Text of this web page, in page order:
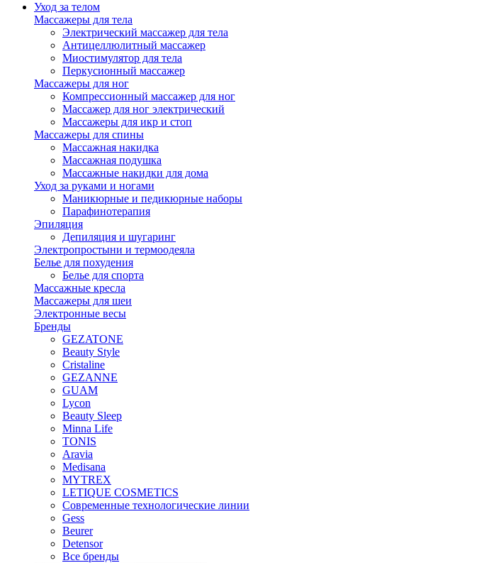
Уход за телом
Массажеры для тела
Электрический массажер для тела
Антицеллюлитный массажер
Миостимулятор для тела
Перкусионный массажер
Массажеры для ног
Компрессионный массажер для ног
Массажер для ног электрический
Массажеры для икр и стоп
Массажеры для спины
Массажная накидка
Массажная подушка
Массажные накидки для дома
Уход за руками и ногами
Маникюрные и педикюрные наборы
Парафинотерапия
Эпиляция
Депиляция и шугаринг
Электропростыни и термоодеяла
Белье для похудения
Белье для спорта
Массажные кресла
Массажеры для шеи
Электронные весы
Бренды
GEZATONE
Beauty Style
Cristaline
GEZANNE
GUAM
Lycon
Beauty Sleep
Minna Life
TONIS
Aravia
Medisana
MYTREX
LETIQUE COSMETICS
Современные технологические линии
Gess
Beurer
Detensor
Все бренды